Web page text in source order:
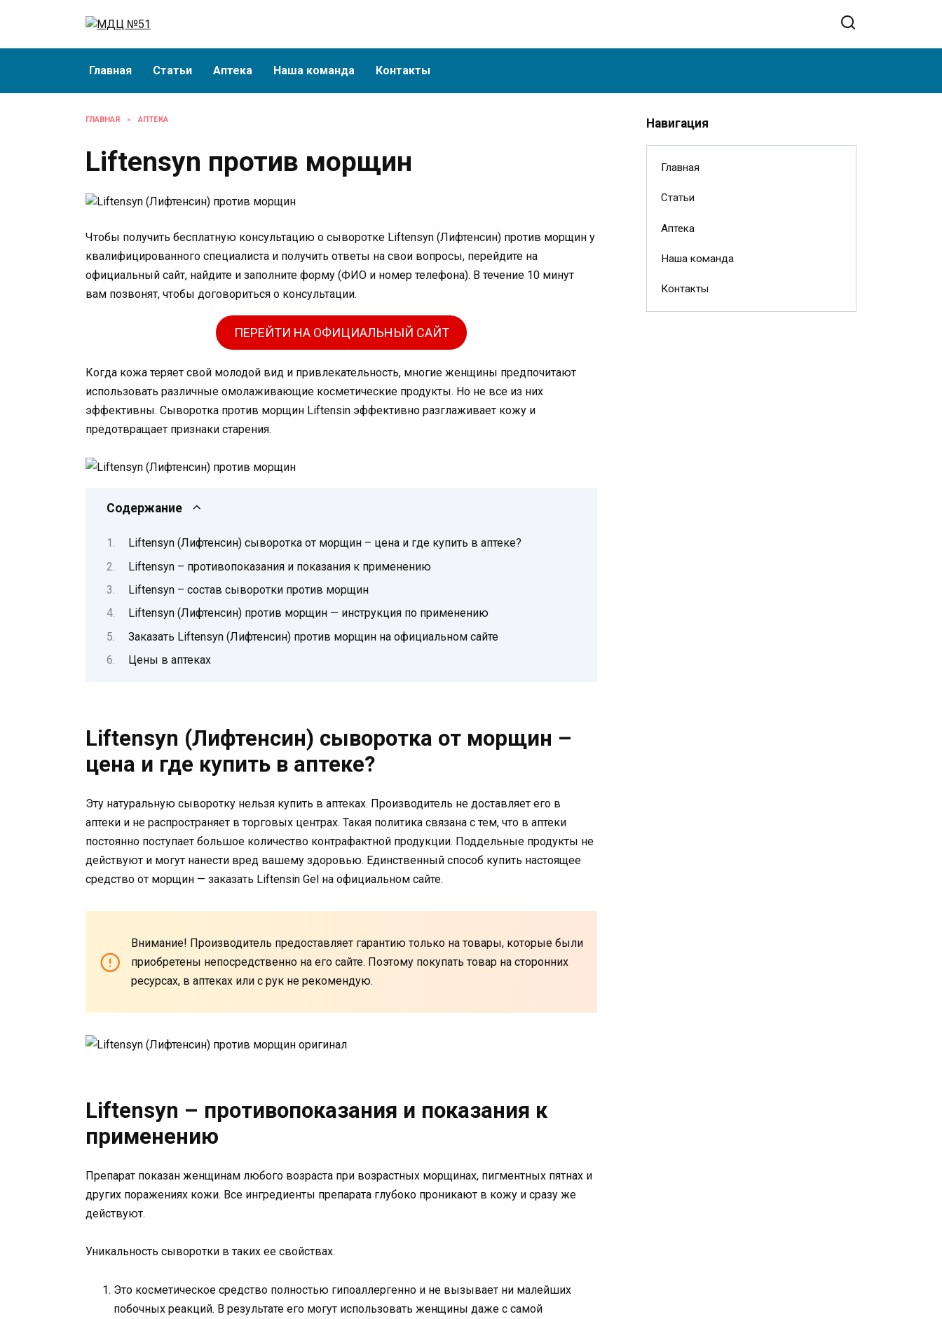
Главная Статьи Аптека Наша команда Контакты
ГЛАВНАЯ » АПТЕКА
Liftensyn против морщин
Чтобы получить бесплатную консультацию о cыворотке Liftensyn (Лифтенсин) против морщин у
квалифицированного специалиста и получить ответы на свои вопросы, перейдите на
официальный сайт, найдите и заполните форму (ФИО и номер телефона). В течение 10 минут
вам позвонят, чтобы договориться о консультации.
ПЕРЕЙТИ НА ОФИЦИАЛЬНЫЙ САЙТ
Когда кожа теряет свой молодой вид и привлекательность, многие женщины предпочитают
использовать различные омолаживающие косметические продукты. Но не все из них
эффективны. Сыворотка против морщин Liftensin эффективно разглаживает кожу и
предотвращает признаки старения.
Содержание
Liftensyn (Лифтенсин) сыворотка от морщин – цена и где купить в аптеке?
Liftensyn – противопоказания и показания к применению
Liftensyn – состав сыворотки против морщин
Liftensyn (Лифтенсин) против морщин — инструкция по применению
Заказать Liftensyn (Лифтенсин) против морщин на официальном сайте
Цены в аптеках
Liftensyn (Лифтенсин) сыворотка от морщин –
цена и где купить в аптеке?
Эту натуральную сыворотку нельзя купить в аптеках. Производитель не доставляет его в
аптеки и не распространяет в торговых центрах. Такая политика связана с тем, что в аптеки
постоянно поступает большое количество контрафактной продукции. Поддельные продукты не
действуют и могут нанести вред вашему здоровью. Единственный способ купить настоящее
средство от морщин — заказать Liftensin Gel на официальном сайте.
Внимание! Производитель предоставляет гарантию только на товары, которые были
приобретены непосредственно на его сайте. Поэтому покупать товар на сторонних
ресурсах, в аптеках или с рук не рекомендую.
Liftensyn – противопоказания и показания к
применению
Препарат показан женщинам любого возраста при возрастных морщинах, пигментных пятнах и
других поражениях кожи. Все ингредиенты препарата глубоко проникают в кожу и сразу же
действуют.
Уникальность сыворотки в таких ее свойствах.
Это косметическое средство полностью гипоаллергенно и не вызывает ни малейших
побочных реакций. В результате его могут использовать женщины даже с самой
Навигация
Главная
Статьи
Аптека
Наша команда
Контакты